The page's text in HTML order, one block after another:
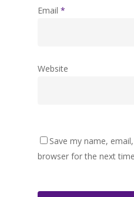
Email *
Website
Save my name,
browser for the next